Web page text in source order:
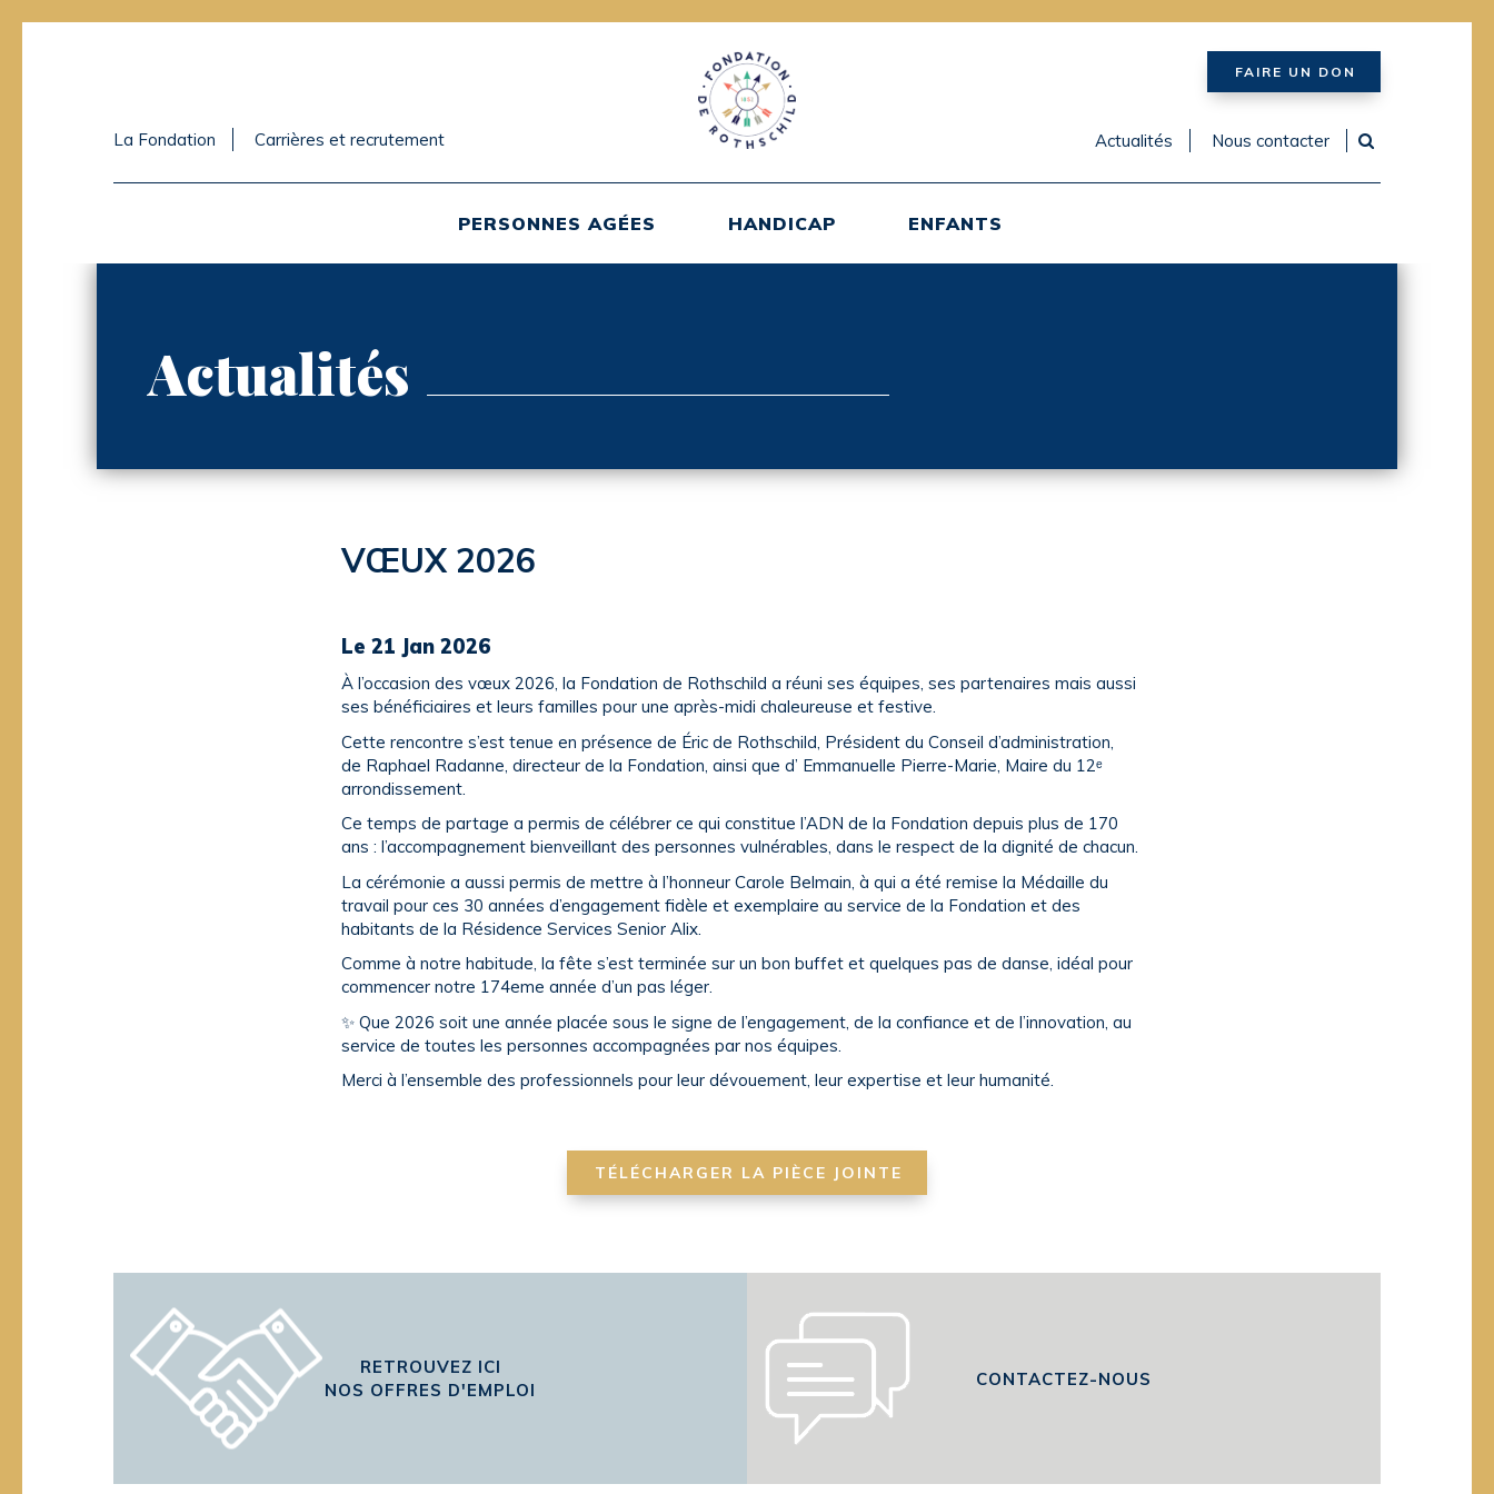
FAIRE UN DON
La Fondation Carrières et recrutement Actualités Nous contacter
PERSONNES AGÉES HANDICAP ENFANTS
Actualités
VŒUX 2026
Le 21 Jan 2026
À l’occasion des vœux 2026, la Fondation de Rothschild a réuni ses équipes, ses partenaires mais aussi
ses bénéficiaires et leurs familles pour une après-midi chaleureuse et festive.
Cette rencontre s’est tenue en présence de Éric de Rothschild, Président du Conseil d’administration,
de Raphael Radanne, directeur de la Fondation, ainsi que d’ Emmanuelle Pierre-Marie, Maire du 12ᵉ
arrondissement.
Ce temps de partage a permis de célébrer ce qui constitue l’ADN de la Fondation depuis plus de 170
ans : l’accompagnement bienveillant des personnes vulnérables, dans le respect de la dignité de chacun.
La cérémonie a aussi permis de mettre à l’honneur Carole Belmain, à qui a été remise la Médaille du
travail pour ces 30 années d’engagement fidèle et exemplaire au service de la Fondation et des
habitants de la Résidence Services Senior Alix.
Comme à notre habitude, la fête s’est terminée sur un bon buffet et quelques pas de danse, idéal pour
commencer notre 174eme année d’un pas léger.
✨ Que 2026 soit une année placée sous le signe de l’engagement, de la confiance et de l’innovation, au
service de toutes les personnes accompagnées par nos équipes.
Merci à l’ensemble des professionnels pour leur dévouement, leur expertise et leur humanité.
TÉLÉCHARGER LA PIÈCE JOINTE
RETROUVEZ ICI
NOS OFFRES D'EMPLOI
CONTACTEZ-NOUS